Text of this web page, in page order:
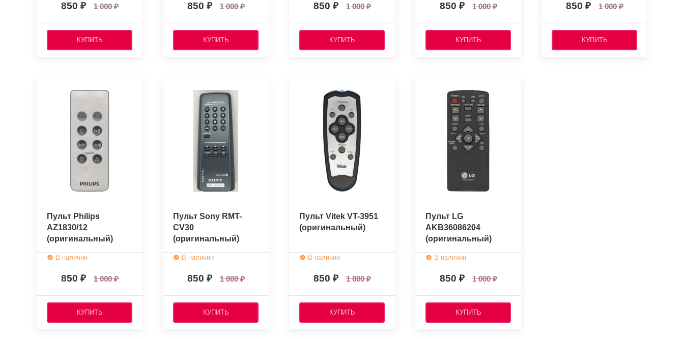
850 1 000
КУПИТЬ
850 1 000
КУПИТЬ
850 1 000
КУПИТЬ
850 1 000
КУПИТЬ
850 1 000
КУПИТЬ
Пульт Philips
AZ1830/12
(оригинальный)
В наличии
850 1 000
КУПИТЬ
Пульт Sony RMT-
CV30
(оригинальный)
В наличии
850 1 000
КУПИТЬ
Пульт Vitek VT-3951
(оригинальный)
В наличии
850 1 000
КУПИТЬ
Пульт LG
AKB36086204
(оригинальный)
В наличии
850 1 000
КУПИТЬ